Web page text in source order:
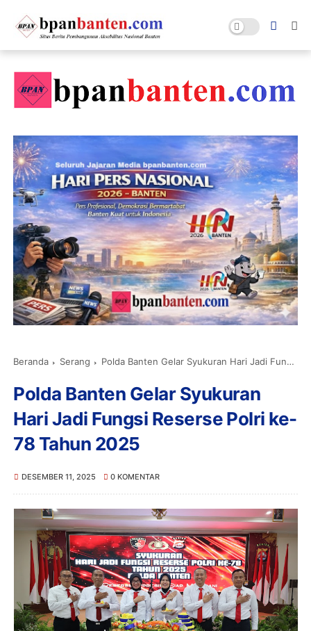
Beranda Serang Polda Banten Gelar Syukuran Hari Jadi Fungsi Reserse Polri ke-78 Tahun 2025
Polda Banten Gelar Syukuran
Hari Jadi Fungsi Reserse Polri ke-
78 Tahun 2025
DESEMBER 11, 2025 0 KOMENTAR